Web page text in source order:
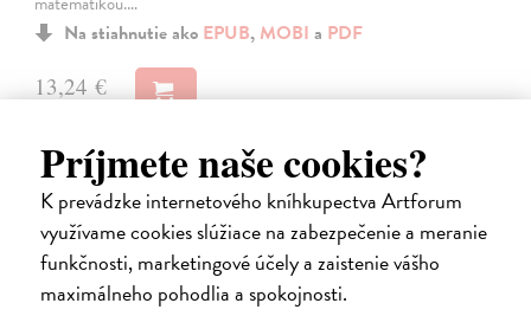
Príjmete naše cookies?
K prevádzke internetového kníhkupectva Artforum
využívame cookies slúžiace na zabezpečenie a meranie
funkčnosti, marketingové účely a zaistenie vášho
maximálneho pohodlia a spokojnosti.
Na stiahnutie ako EPUB, MOBI a PDF
13,24 €
E-KNIHA